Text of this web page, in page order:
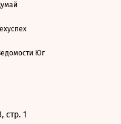
Юг
стр. 1